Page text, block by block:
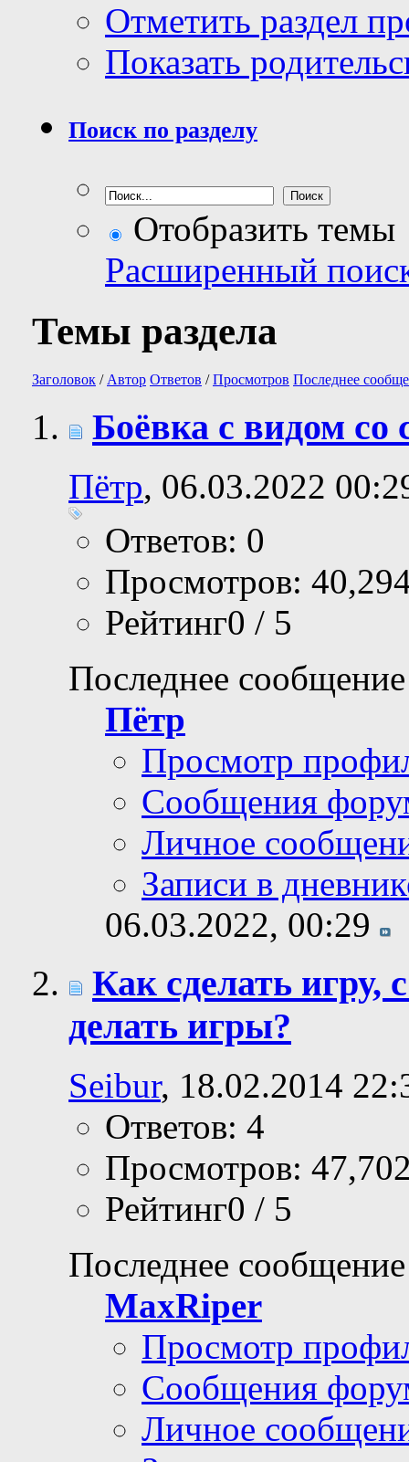
Отметить раздел
Показать
Поиск по разделу
Отобразить темы
Расширенный
Темы раздела
Заголовок / Автор Ответов /Просмотров Последнее
Боёвка с видом
Пётр, 06.03.2022
Ответов: 0
Просмотров:
Рейтинг0 / 5
Последнее
Пётр
Просмотр
Сообщения
Личное
Записи в
06.03.2022, 00:29
Как сделать игру,
делать игры?
Seibur, 18.02.2014
Ответов: 4
Просмотров:
Рейтинг0 / 5
Последнее
MaxRiper
Просмотр
Сообщения
Личное